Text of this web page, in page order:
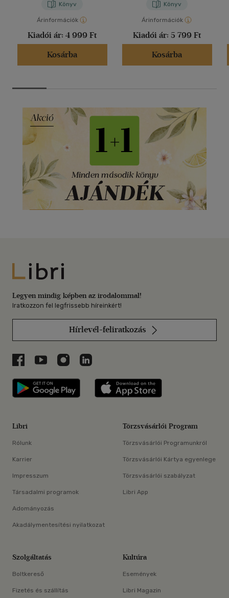
Könyv
Árinformációk
Kiadói ár: 4 999 Ft
Kosárba
Könyv
Árinformációk
Kiadói ár: 5 799 Ft
Kosárba
Libri
Legyen mindig képben az irodalommal!
Iratkozzon fel legfrissebb híreinkért!
Hírlevél-feliratkozás
Libri a Facebookon
Libri a Youtube-on
Libri az Instagramon
Libri a LinkedInen
Libri applikáció Szerezd meg: Google
Libri
Rólunk
Karrier
Impresszum
Társadalmi programok
Adományozás
Akadálymentesítési nyilatkozat
Törzsvásárlói Program
Törzsvásárlói Programunkról
Törzsvásárlói Kártya egyenlege
Törzsvásárlói szabályzat
Libri App
Szolgáltatás
Boltkereső
Fizetés és szállítás
Kultúra
Események
Libri Magazin